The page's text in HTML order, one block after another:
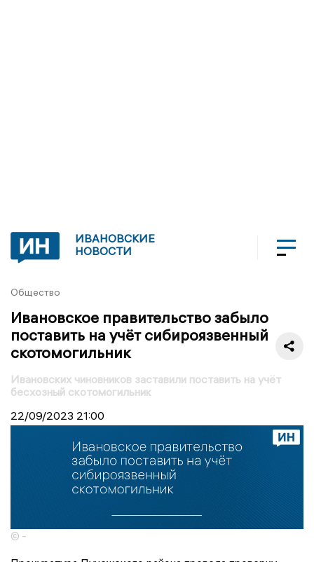
ИВАНОВСКИЕ
НОВОСТИ
Общество
Ивановское правительство забыло
поставить на учёт сибироязвенный
скотомогильник
Ивановских чиновников заставили поставить на учёт
бесхозный скотомогильник
22/09/2023 21:00
© -